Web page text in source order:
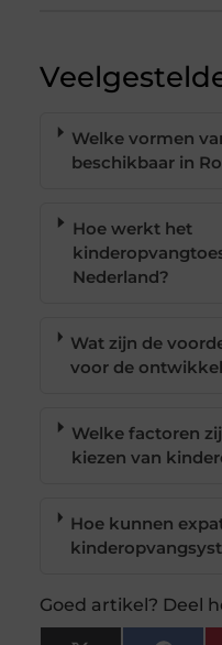
Welke vormen
beschikbaar in
Hoe werkt het
Nederland?
Wat zijn de
voor de
Welke factoren
kiezen van
Hoe kunnen
Goed artikel? Deel